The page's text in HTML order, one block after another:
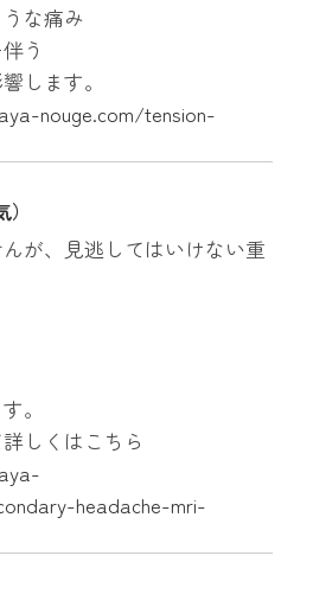
な痛み
う
します。
nouge.com/tension-
が、見逃してはいけない重
。
しくはこちら
headache-mri-